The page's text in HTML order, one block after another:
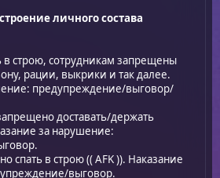
личного состава
в строю, сотрудникам запрещены
рации, выкрики и так далее.
предупреждение/выговор/
доставать/держать
за нарушение:
спать в строю (( AFK )). Наказание
выговор.